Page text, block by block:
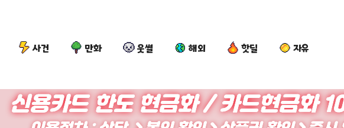
사건 만화 웃썰 해외 핫딜 자유
나
외
퇴